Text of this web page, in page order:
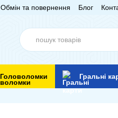
Обмін та повернення Блог
Головоломки Гральні